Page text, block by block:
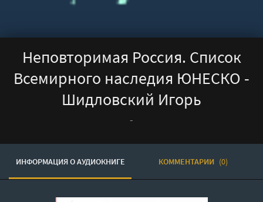
Неповторимая Россия. Список
Всемирного наследия ЮНЕСКО -
Шидловский Игорь
-
ИНФОРМАЦИЯ О АУДИОКНИГЕ КОММЕНТАРИИ (0)